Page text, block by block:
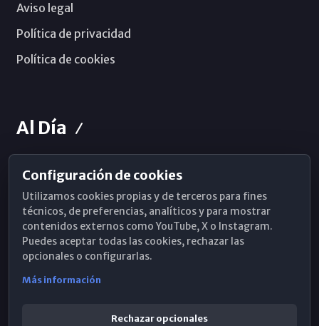
Aviso legal
Política de privacidad
Política de cookies
Al Día
Horarios de Misa
Hemeroteca
WhatsApp
Configuración de cookies
Utilizamos cookies propias y de terceros para fines
técnicos, de preferencias, analíticos y para mostrar
contenidos externos como YouTube, X o Instagram.
Puedes aceptar todas las cookies, rechazar las
opcionales o configurarlas.
Más información
Rechazar opcionales